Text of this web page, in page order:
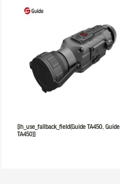
[ih_use_fallback_field(Guide TA450, Guide
TA450)]